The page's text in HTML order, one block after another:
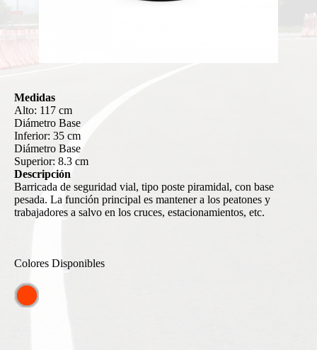
Medidas
Alto: 117 cm
Diámetro Base
Inferior: 35 cm
Diámetro Base
Superior: 8.3 cm
Descripción
Barricada de seguridad vial, tipo poste piramidal, con base
pesada. La función principal es mantener a los peatones y
trabajadores a salvo en los cruces, estacionamientos, etc.
Colores Disponibles